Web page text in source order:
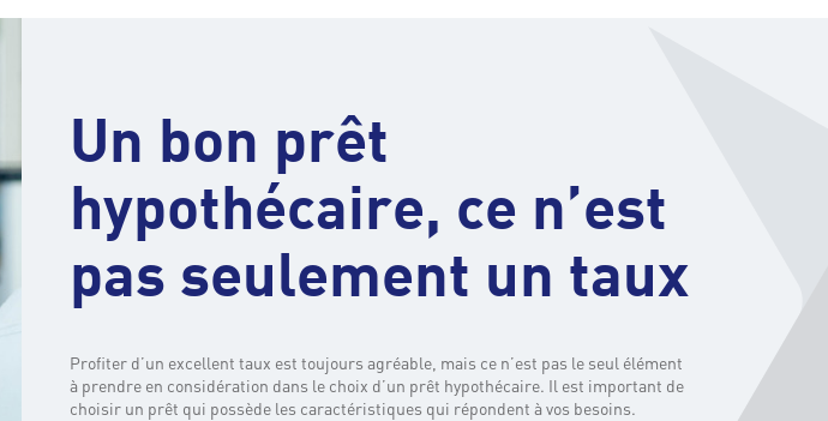
Un bon prêt
hypothécaire, ce n’est
pas seulement un taux
Profiter d’un excellent taux est toujours agréable, mais ce n’est pas le seul élément
à prendre en considération dans le choix d’un prêt hypothécaire. Il est important de
choisir un prêt qui possède les caractéristiques qui répondent à vos besoins.